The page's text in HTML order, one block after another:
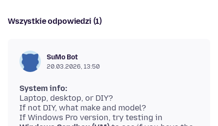
Wszystkie odpowiedzi (1)
SuMo Bot
20.03.2026, 13:50
System info:
Laptop, desktop, or DIY?
If not DIY, what make and model?
If Windows Pro version, try testing in